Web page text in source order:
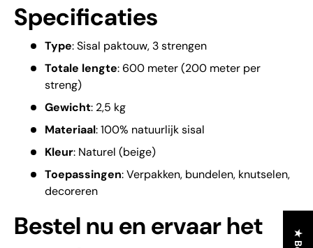
Specificaties
Type: Sisal paktouw, 3 strengen
Totale lengte: 600 meter (200 meter per
streng)
Gewicht: 2,5 kg
Materiaal: 100% natuurlijk sisal
Kleur: Naturel (beige)
Toepassingen: Verpakken, bundelen, knutselen,
decoreren
Bestel nu en ervaar het